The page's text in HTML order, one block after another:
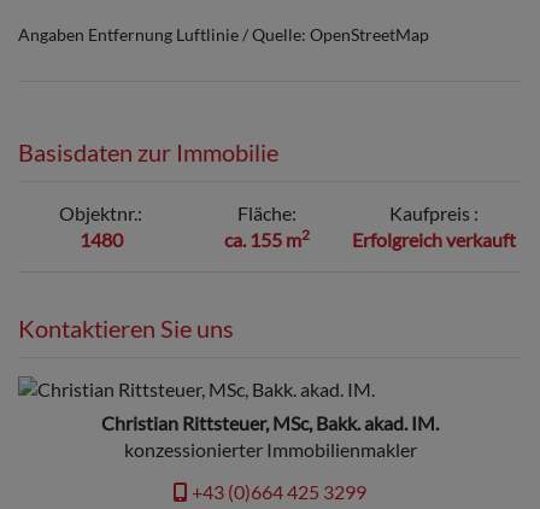
Angaben Entfernung Luftlinie / Quelle: OpenStreetMap
Basisdaten zur Immobilie
Objektnr.
1480
Fläche
ca. 155 m2
Kaufpreis
Erfolgreich verkauft
Kontaktieren Sie uns
Christian Rittsteuer, MSc, Bakk. akad. IM.
konzessionierter Immobilienmakler
+43 (0)664 425 3299